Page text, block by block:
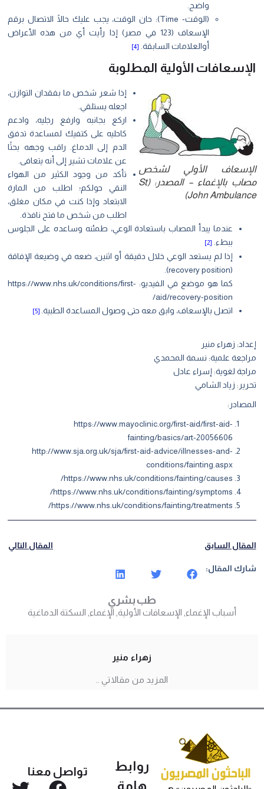
واضح.
(الوقت- Time): حان الوقت، يجب عليك حالًا الاتصال برقم
الإسعاف (123 في مصر) إذا رأيت أي من هذه الأعراض
أوالعلامات السابقة. [4]
الإسعافات الأولية المطلوبة
الإسعاف الأولي لشخص
مصاب بالإغماء – المصدر: (St
John Ambulance)
إذا شعر شخص ما بفقدان التوازن،
اجعله يستلقي.
اركع بجانبه وارفع رجليه، وادعم
كاحليه على كتفيك لمساعدة تدفق
الدم إلى الدماغ. راقب وجهه بحثًا
عن علامات تشير إلى أنه يتعافى.
تأكد من وجود الكثير من الهواء
النقي حولكم؛ اطلب من المارة
الابتعاد وإذا كنت في مكان مغلق،
اطلب من شخص ما فتح نافذة.
عندما يبدأ المصاب باستعادة الوعي، طمئنه وساعده على الجلوس
ببطء. [2]
إذا لم يستعد الوعي خلال دقيقة أو اثنين، ضعه في وضيعة الإفاقة
(recovery position).
كما هو موضع في الفيديو: https://www.nhs.uk/conditions/first-
aid/recovery-position/
اتصل بالإسعاف، وابق معه حتى وصول المساعدة الطبية. [5]
إعداد: زهراء منير
مراجعة علمية: نسمة المحمدي
مراجة لغوية: إسراء عادل
تحرير: زياد الشامي
المصادر:
https://www.mayoclinic.org/first-aid/first-aid-
fainting/basics/art-20056606
http://www.sja.org.uk/sja/first-aid-advice/illnesses-and-
conditions/fainting.aspx
https://www.nhs.uk/conditions/fainting/causes/
https://www.nhs.uk/conditions/fainting/symptoms/
https://www.nhs.uk/conditions/fainting/treatments/
المقال السابق المقال التالي
شارك المقال:
طب بشري
أسباب الإغماء الإسعافات الأولية الإغماء السكتة الدماغية
زهراء منير
المزيد من مقالاتي ..
روابط
هامة
تواصل معنا